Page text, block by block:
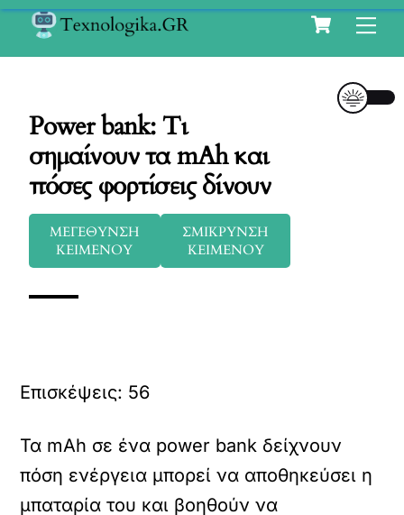
Skip
Cart
Power bank: Τι
σημαίνουν τα mAh και
πόσες φορτίσεις δίνουν
ΜΕΓΕΘΥΝΣΗ
ΚΕΙΜΕΝΟΥ
ΣΜΙΚΡΥΝΣΗ
ΚΕΙΜΕΝΟΥ
Επισκέψεις: 56
Τα mAh σε ένα power bank δείχνουν
πόση ενέργεια μπορεί να αποθηκεύσει η
μπαταρία του και βοηθούν να